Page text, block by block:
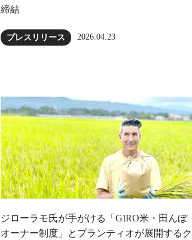
締結
プレスリリース 2026.04.23
ジローラモ⽒が⼿がける「GIRO⽶・田んぼ
オーナー制度」とプランティオが展開するク